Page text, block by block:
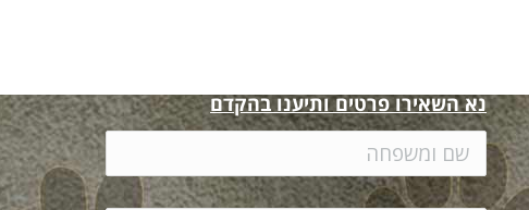
נא השאירו פרטים ותיענו בהקדם